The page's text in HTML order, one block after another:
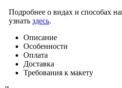
Подробнее о видах и способах
узнать здесь.
Описание
Особенности
Оплата
Доставка
Требования к макету